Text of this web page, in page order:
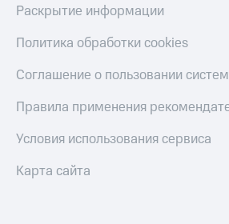
Раскрытие информации
Политика обработки cookies
Соглашение о пользовании
Правила применения
Условия использования сервиса
Карта сайта